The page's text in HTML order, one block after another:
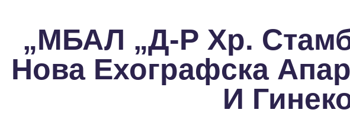
„МБАЛ „Д-Р Хр.
Нова Ехографска
И